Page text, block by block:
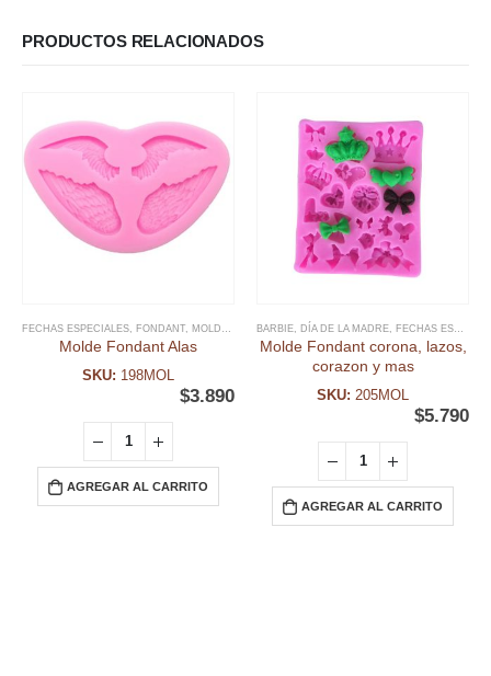
PRODUCTOS RELACIONADOS
FECHAS ESPECIALES FONDANT MOLDE FONDANT , RELIGIOSOS
Molde Fondant Alas
SKU: 198MOL
$3.890
AGREGAR AL CARRITO
BARBIE DÍA DE LA MADRE FECHAS ESPECIALES
Molde Fondant corona, lazos,
corazon y mas
SKU: 205MOL
$5.790
AGREGAR AL CARRITO